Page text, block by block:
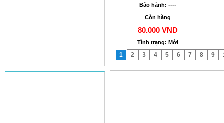
Bảo hành: ----
Còn hàng
80.000 VND
Tình trạng: Mới
1 2 3 4 5 6 7 8 9